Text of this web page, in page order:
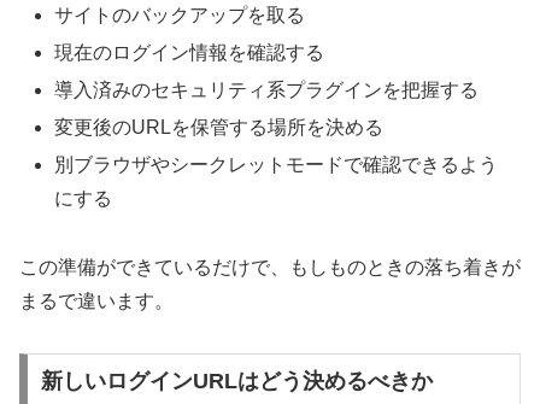
サイトのバックアップを取る
現在のログイン情報を確認する
導入済みのセキュリティ系プラグインを把握する
変更後のURLを保管する場所を決める
別ブラウザやシークレットモードで確認できるよう
にする
この準備ができているだけで、もしものときの落ち着きが
まるで違います。
新しいログインURLはどう決めるべきか